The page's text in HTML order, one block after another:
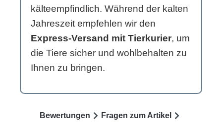
kälteempfindlich. Während der kalten
Jahreszeit empfehlen wir den
Express-Versand mit Tierkurier, um
die Tiere sicher und wohlbehalten zu
Ihnen zu bringen.
Bewertungen Fragen zum Artikel